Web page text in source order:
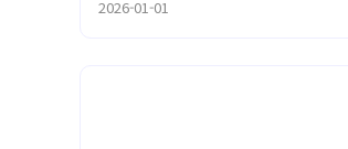
2026-01-01